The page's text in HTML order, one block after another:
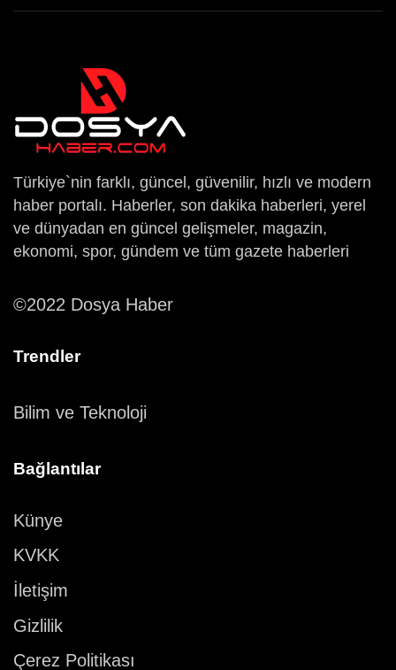
Türkiye`nin farklı, güncel, güvenilir, hızlı ve modern
haber portalı. Haberler, son dakika haberleri, yerel
ve dünyadan en güncel gelişmeler, magazin,
ekonomi, spor, gündem ve tüm gazete haberleri
©2022 Dosya Haber
Trendler
Bilim ve Teknoloji
Bağlantılar
Künye
KVKK
İletişim
Gizlilik
Çerez Politikası